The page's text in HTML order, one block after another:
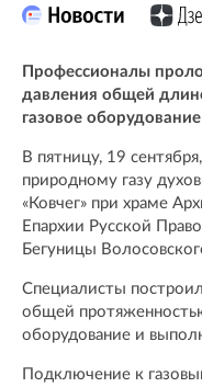
Профессионалы
давления общей
газовое
В пятницу, 19
природному газу
«Ковчег» при храме
Епархии Русской
Бегуницы
Специалисты
общей
оборудование и
Подключение к